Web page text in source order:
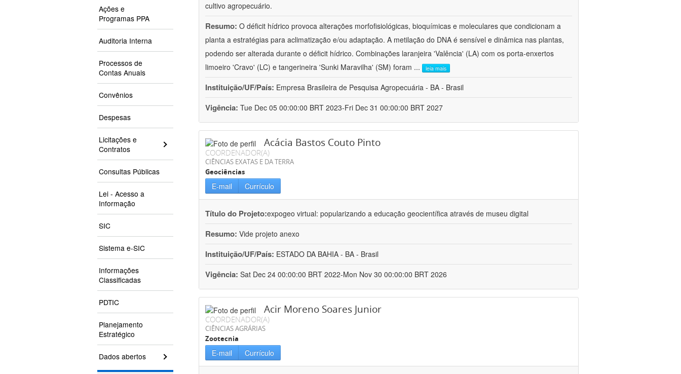
Ações e
Programas PPA
Auditoria Interna
Processos de
Contas Anuais
Convênios
Despesas
Licitações e
Contratos
Consultas Públicas
Lei - Acesso a
Informação
SIC
Sistema e-SIC
Informações
Classificadas
PDTIC
Planejamento
Estratégico
Dados abertos
cultivo agropecuário.
Resumo: O déficit hídrico provoca alterações morfofisiológicas, bioquímicas e moleculares que condicionam a
planta a estratégias para aclimatização e/ou adaptação. A metilação do DNA é sensível e dinâmica nas plantas,
podendo ser alterada durante o déficit hídrico. Combinações laranjeira 'Valência' (LA) com os porta-enxertos
limoeiro 'Cravo' (LC) e tangerineira 'Sunki Maravilha' (SM) foram ... leia mais
Instituição/UF/País: Empresa Brasileira de Pesquisa Agropecuária - BA - Brasil
Vigência: Tue Dec 05 00:00:00 BRT 2023-Fri Dec 31 00:00:00 BRT 2027
Acácia Bastos Couto Pinto
COORDENADOR(A)
CIÊNCIAS EXATAS E DA TERRA
Geociências
E-mail Currículo
Título do Projeto:expogeo virtual: popularizando a educação geocientífica através de museu digital
Resumo: Vide projeto anexo
Instituição/UF/País: ESTADO DA BAHIA - BA - Brasil
Vigência: Sat Dec 24 00:00:00 BRT 2022-Mon Nov 30 00:00:00 BRT 2026
Acir Moreno Soares Junior
COORDENADOR(A)
CIÊNCIAS AGRÁRIAS
Zootecnia
E-mail Currículo